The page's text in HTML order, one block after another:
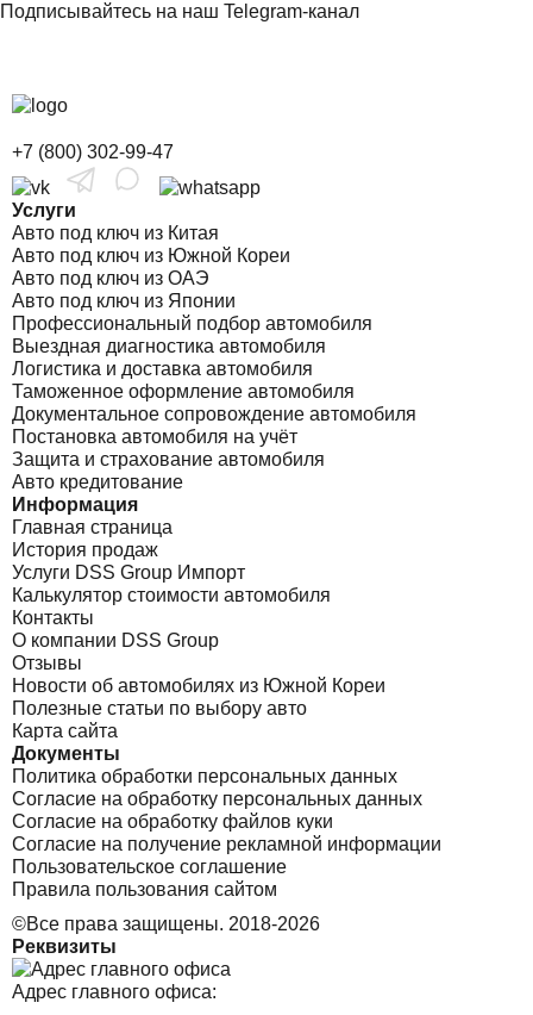
Подписывайтесь на наш Telegram-канал
+7 (800) 302-99-47
Услуги
Авто под ключ из Китая
Авто под ключ из Южной Кореи
Авто под ключ из ОАЭ
Авто под ключ из Японии
Профессиональный подбор автомобиля
Выездная диагностика автомобиля
Логистика и доставка автомобиля
Таможенное оформление автомобиля
Документальное сопровождение автомобиля
Постановка автомобиля на учёт
Защита и страхование автомобиля
Авто кредитование
Информация
Главная страница
История продаж
Услуги DSS Group Импорт
Калькулятор стоимости автомобиля
Контакты
О компании DSS Group
Отзывы
Новости об автомобилях из Южной Кореи
Полезные статьи по выбору авто
Карта сайта
Документы
Политика обработки персональных данных
Согласие на обработку персональных данных
Согласие на обработку файлов куки
Согласие на получение рекламной информации
Пользовательское соглашение
Правила пользования сайтом
©Все права защищены. 2018-2026
Реквизиты
Адрес главного офиса: